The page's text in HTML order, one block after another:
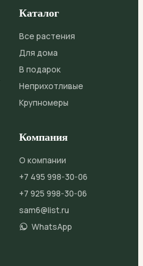
Каталог
Все растения
Для дома
В подарок
Неприхотливые
Крупномеры
Компания
О компании
+7 495 998-30-06
+7 925 998-30-06
sam6@list.ru
WhatsApp